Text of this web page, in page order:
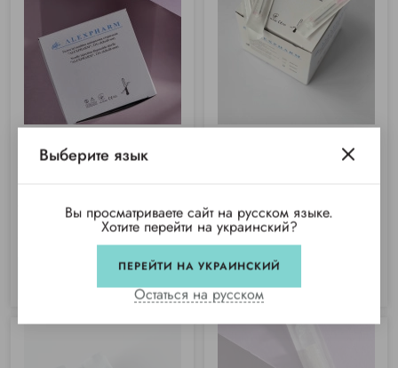
Игла инъекционная 21G
Купили 380 раз Купили 287 раз
104 грн/уп
Выберите язык
Вы просматриваете сайт на русском языке.
Хотите перейти на украинский?
ПЕРЕЙТИ НА УКРАИНСКИЙ
Остаться на русском